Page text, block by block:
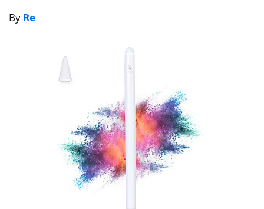
By Re